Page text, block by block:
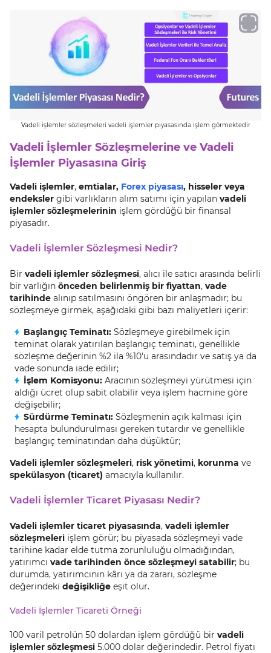
Vadeli işlemler sözleşmeleri vadeli işlemler piyasasında işlem görmektedir
Vadeli İşlemler Sözleşmelerine ve Vadeli
İşlemler Piyasasına Giriş
Vadeli işlemler, emtialar, Forex piyasası, hisseler veya
endeksler gibi varlıkların alım satımı için yapılan vadeli
işlemler sözleşmelerinin işlem gördüğü bir finansal
piyasadır.
Vadeli İşlemler Sözleşmesi Nedir?
Bir vadeli işlemler sözleşmesi, alıcı ile satıcı arasında belirli
bir varlığın önceden belirlenmiş bir fiyattan, vade
tarihinde alınıp satılmasını öngören bir anlaşmadır; bu
sözleşmeye girmek, aşağıdaki gibi bazı maliyetleri içerir:
Başlangıç Teminatı: Sözleşmeye girebilmek için
teminat olarak yatırılan başlangıç teminatı, genellikle
sözleşme değerinin %2 ila %10'u arasındadır ve satış ya da
vade sonunda iade edilir;
İşlem Komisyonu: Aracının sözleşmeyi yürütmesi için
aldığı ücret olup sabit olabilir veya işlem hacmine göre
değişebilir;
Sürdürme Teminatı: Sözleşmenin açık kalması için
hesapta bulundurulması gereken tutardır ve genellikle
başlangıç teminatından daha düşüktür;
Vadeli işlemler sözleşmeleri, risk yönetimi, korunma ve
spekülasyon (ticaret) amacıyla kullanılır.
Vadeli İşlemler Ticaret Piyasası Nedir?
Vadeli işlemler ticaret piyasasında, vadeli işlemler
sözleşmeleri işlem görür; bu piyasada sözleşmeyi vade
tarihine kadar elde tutma zorunluluğu olmadığından,
yatırımcı vade tarihinden önce sözleşmeyi satabilir; bu
durumda, yatırımcının kârı ya da zararı, sözleşme
değerindeki değişikliğe eşit olur.
Vadeli İşlemler Ticareti Örneği
100 varil petrolün 50 dolardan işlem gördüğü bir vadeli
işlemler sözleşmesi 5.000 dolar değerindedir. Petrol fiyatı